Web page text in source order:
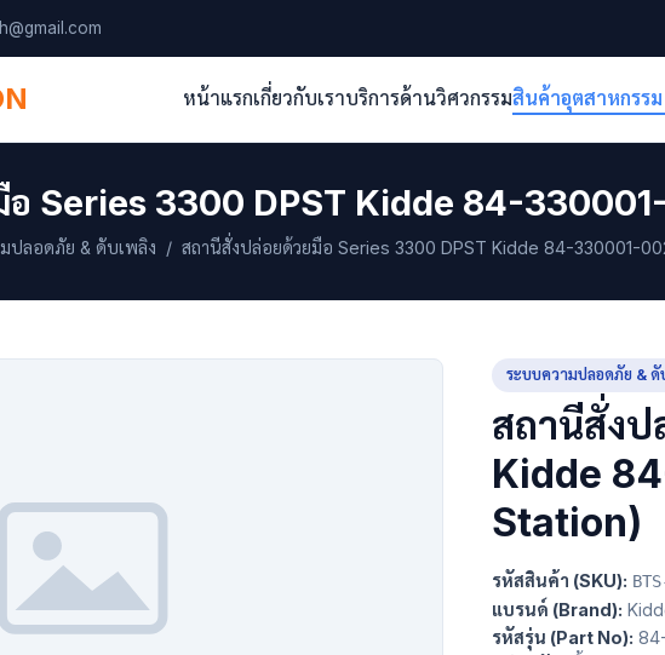
หน้าแรกเกี่ยวกับเราบริการด้านวิศวกรรมสินค้าอุตสาหกรรม
อ Series 3300 DPST Kidde 84-
ปลอดภัย & ดับเพลิง / สถานีสั่งปล่อยด้วยมือ Series 3300 DPST Kidde 84-330001-
ระบบความปลอดภัย & ดั
สถานีสั่ง
Kidde
Station)
รหัสสินค้า (SKU):
แบรนด์ (Brand):
รหัสรุ่น (Part No):